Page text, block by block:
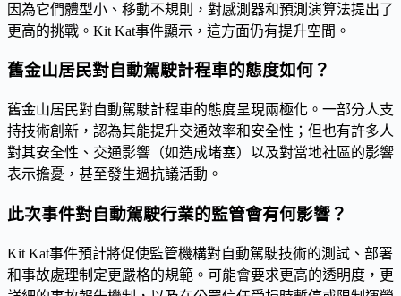
因為它們體型小、移動不規則，對感測器和預測演算法提出了
更高的挑戰。Kit Kat事件顯示，這方面仍有提升空間。
舊金山居民對自動駕駛計程車的態度如何？
舊金山居民對自動駕駛計程車的態度呈現兩極化。一部分人支
持技術創新，認為其能提升交通效率和安全性；但也有許多人
對其安全性、交通影響（如造成堵塞）以及對當地社區的影響
表示擔憂，甚至發生過抗議活動。
此次事件對自動駕駛行業的監管會有何影響？
Kit Kat事件預計將促使監管機構對自動駕駛技術的測試、部署
和事故處理制定更嚴格的規範。可能會要求更高的透明度，更